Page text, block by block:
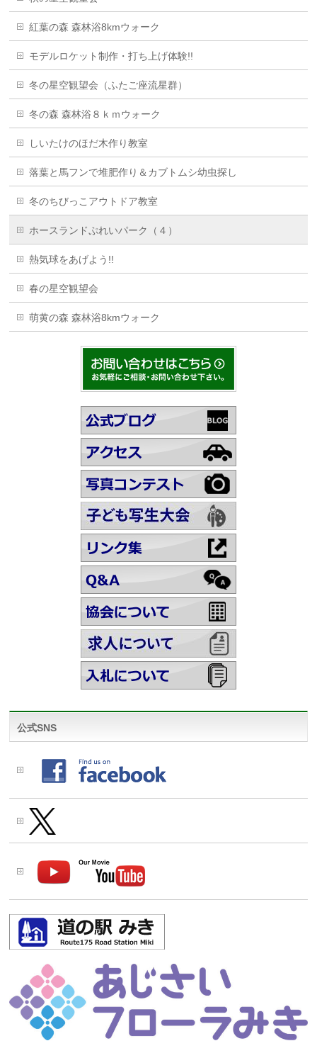
紅葉の森 森林浴8kmウォーク
モデルロケット制作・打ち上げ体験!!
冬の星空観望会（ふたご座流星群）
冬の森 森林浴８ｋｍウォーク
しいたけのほだ木作り教室
落葉と馬フンで堆肥作り＆カブトムシ幼虫探し
冬のちびっこアウトドア教室
ホースランドぷれいパーク（４）
熱気球をあげよう!!
春の星空観望会
萌黄の森 森林浴8kmウォーク
公式SNS